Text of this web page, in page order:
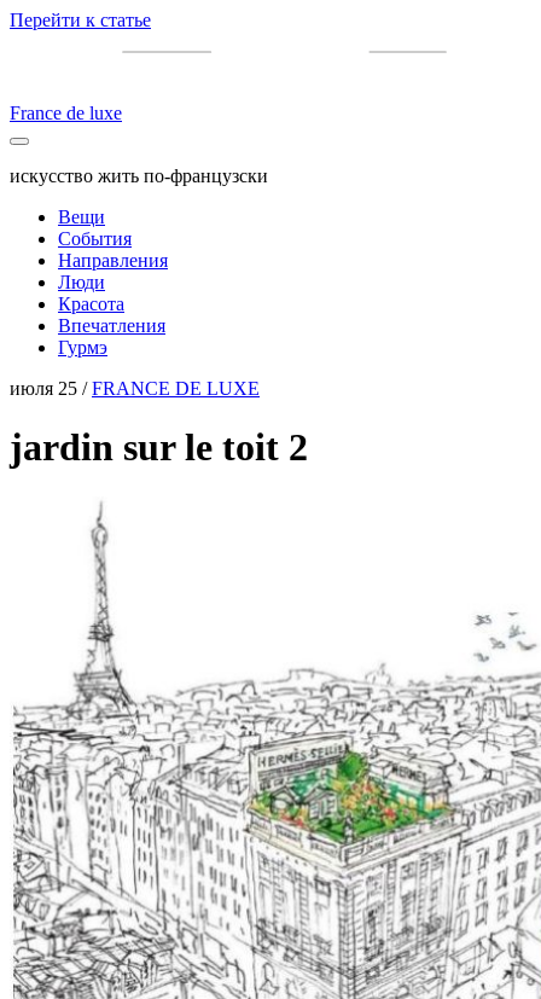
Перейти к статье
France de luxe
искусство жить по-французски
Вещи
События
Направления
Люди
Красота
Впечатления
Гурмэ
июля 25 /FRANCE DE LUXE
jardin sur le toit 2